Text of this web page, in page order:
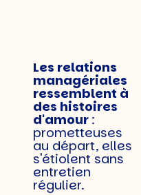
Les relations
managériales
ressemblent à
des histoires
d'amour :
prometteuses
au départ, elles
s'étiolent sans
entretien
régulier.